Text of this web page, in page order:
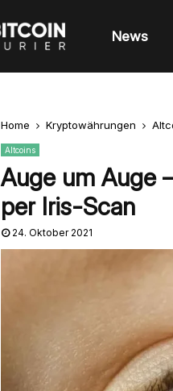
News
Home Kryptowährungen
Altcoins
Auge um Auge
per Iris-Scan
24. Oktober 2021